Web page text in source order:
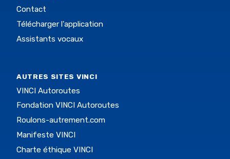
Contact
Télécharger l'application
Assistants vocaux
AUTRES SITES VINCI
VINCI Autoroutes
Fondation VINCI Autoroutes
Roulons-autrement.com
Manifeste VINCI
Charte éthique VINCI